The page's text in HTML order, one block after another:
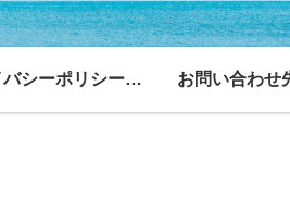
プライバシーポリシー・免責事項 お問い合わせ